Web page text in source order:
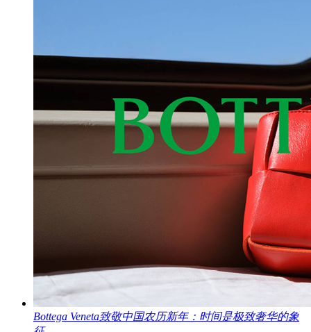
Bottega Veneta致敬中国农历新年：时间是极致奢华的象